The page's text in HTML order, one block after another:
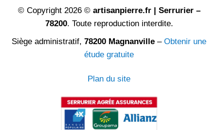
© Copyright 2026 © artisanpierre.fr | Serrurier –
78200. Toute reproduction interdite.
Siège administratif, 78200 Magnanville – Obtenir une
étude gratuite
Plan du site